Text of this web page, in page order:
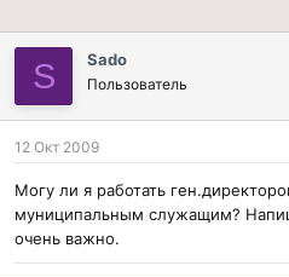
S Sado
Пользователь
12 Окт 2009
Могу ли я работать
муниципальным служащим?
очень важно.